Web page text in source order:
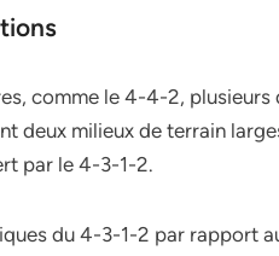
comme le 4-4-2,
deux milieux de terrain
par le 4-3-1-2.
du 4-3-1-2 par rapport